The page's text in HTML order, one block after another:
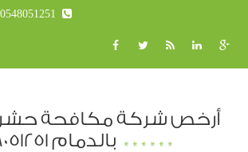
أرخص شركة مكافحة
بالدمام 0548051251